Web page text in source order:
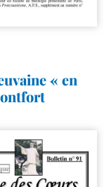
« en